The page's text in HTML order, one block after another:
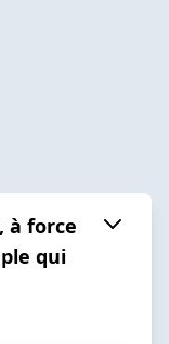
à force
qui